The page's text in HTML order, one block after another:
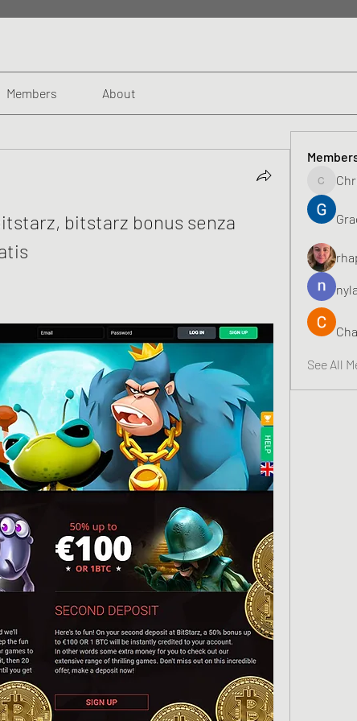
Members About
bitstarz bonus senza
Chris
See All